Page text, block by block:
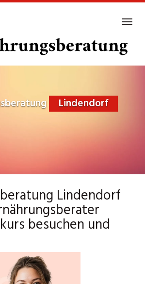
Lindendorf
Lindendorf
besuchen und